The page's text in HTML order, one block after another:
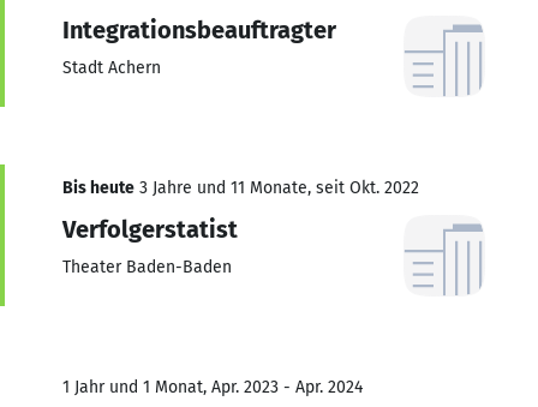
Integrationsbeauftragter
Stadt Achern
Bis heute 3 Jahre und 11 Monate, seit Okt. 2022
Verfolgerstatist
Theater Baden-Baden
1 Jahr und 1 Monat, Apr. 2023 - Apr. 2024